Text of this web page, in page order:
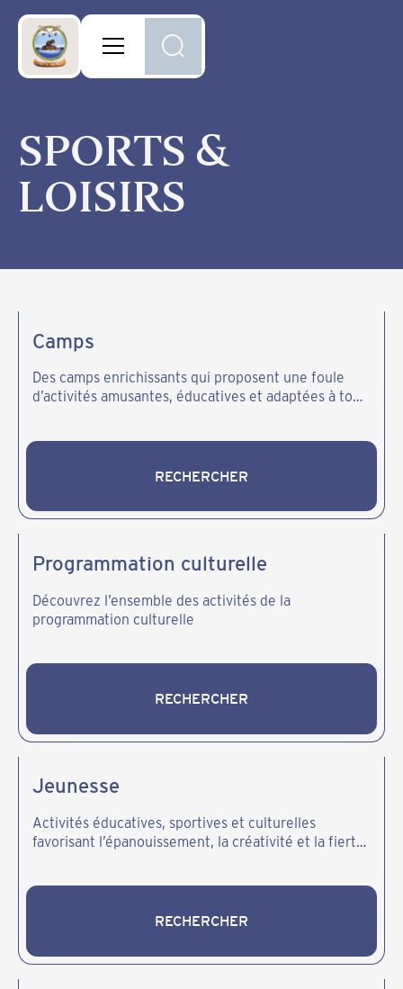
SPORTS &
LOISIRS
Camps
Des camps enrichissants qui proposent une foule
d’activités amusantes, éducatives et adaptées à tous
RECHERCHER
Programmation culturelle
Découvrez l’ensemble des activités de la
programmation culturelle
RECHERCHER
Jeunesse
Activités éducatives, sportives et culturelles
favorisant l’épanouissement, la créativité et la fierté
RECHERCHER